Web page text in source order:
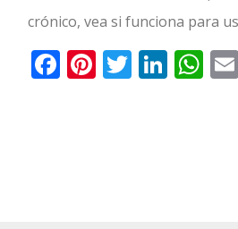
crónico, vea si funciona para
Facebook
Pinterest
Twitter